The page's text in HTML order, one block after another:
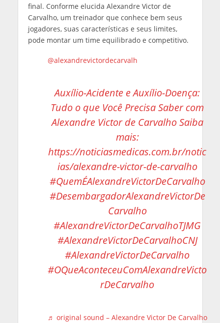
final. Conforme elucida Alexandre Victor de
Carvalho, um treinador que conhece bem seus
jogadores, suas características e seus limites,
pode montar um time equilibrado e competitivo.
@alexandrevictordecarvalh
Auxílio-Acidente e Auxílio-Doença:
Tudo o que Você Precisa Saber com
Alexandre Victor de Carvalho Saiba
mais:
https://noticiasmedicas.com.br/notic
ias/alexandre-victor-de-carvalho
#QuemÉAlexandreVictorDeCarvalho
#DesembargadorAlexandreVictorDe
Carvalho
#AlexandreVictorDeCarvalhoTJMG
#AlexandreVictorDeCarvalhoCNJ
#AlexandreVictorDeCarvalho
#OQueAconteceuComAlexandreVicto
rDeCarvalho
♬ original sound – Alexandre Victor De Carvalho